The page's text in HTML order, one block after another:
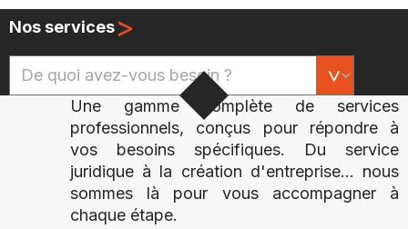
Nos services>
Une gamme complète de services
professionnels, conçus pour répondre à
vos besoins spécifiques. Du service
juridique à la création d'entreprise... nous
sommes là pour vous accompagner à
chaque étape.